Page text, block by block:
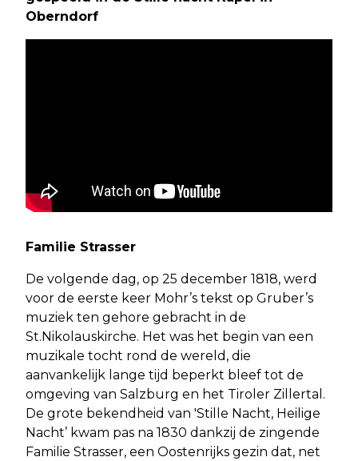
Oberndorf
Familie Strasser
De volgende dag, op 25 december 1818, werd
voor de eerste keer Mohr’s tekst op Gruber’s
muziek ten gehore gebracht in de
St.Nikolauskirche. Het was het begin van een
muzikale tocht rond de wereld, die
aanvankelijk lange tijd beperkt bleef tot de
omgeving van Salzburg en het Tiroler Zillertal.
De grote bekendheid van 'Stille Nacht, Heilige
Nacht’ kwam pas na 1830 dankzij de zingende
Familie Strasser, een Oostenrijks gezin dat, net